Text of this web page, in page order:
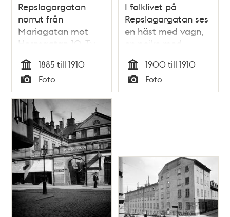
Repslagargatan
norrut från
Mariagatan mot
Hornsgatan 10. T.v.
Repslagargatan 4
och 2 med
lumpaffär och
bageri. Här ligger nu
Peter Myndes Backe
ovanför Söderledens
tunnel
Tid
1885 till 1910
Typ
Foto
I folklivet på
Repslagargatan ses
en häst med vagn,
en pojke med
dragkärra samt en
man på cykel.
Repslagargatan 16
och 14 norrut från
Tid
1900 till 1910
Typ
Foto